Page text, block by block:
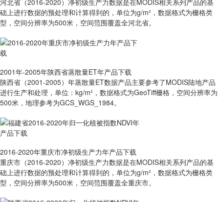
河北省（2016-2020）净初级生产力数据是在MODIS相关系列产品的基
础上进行数据的预处理和计算得到的，单位为g/m²，数据格式为栅格类
型，空间分辨率为500米，空间范围覆盖全河北省。
2001年-2005年陕西省蒸散量ET年产品下载
陕西省（2001-2005）年蒸散量ET数据产品主要参考了MODIS陆地产品
进行生产和处理，单位：kg/m²，数据格式为GeoTiff栅格，空间分辨率为
500米，地理参考为GCS_WGS_1984。
2016-2020年重庆市净初级生产力年产品下载
重庆市（2016-2020）净初级生产力数据是在MODIS相关系列产品的基
础上进行数据的预处理和计算得到的，单位为g/m²，数据格式为栅格类
型，空间分辨率为500米，空间范围覆盖全重庆市。